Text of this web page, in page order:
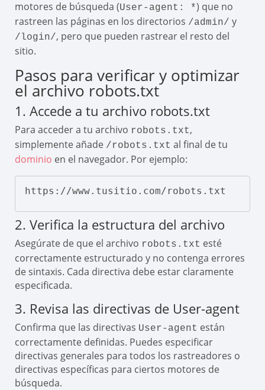
motores de búsqueda (User-agent: *) que no
rastreen las páginas en los directorios /admin/ y
/login/, pero que pueden rastrear el resto del
sitio.
Pasos para verificar y optimizar
el archivo robots.txt
1. Accede a tu archivo robots.txt
Para acceder a tu archivo robots.txt,
simplemente añade /robots.txt al final de tu
dominio en el navegador. Por ejemplo:
https://www.tusitio.com/robots.txt
2. Verifica la estructura del archivo
Asegúrate de que el archivo robots.txt esté
correctamente estructurado y no contenga errores
de sintaxis. Cada directiva debe estar claramente
especificada.
3. Revisa las directivas de User-agent
Confirma que las directivas User-agent están
correctamente definidas. Puedes especificar
directivas generales para todos los rastreadores o
directivas específicas para ciertos motores de
búsqueda.